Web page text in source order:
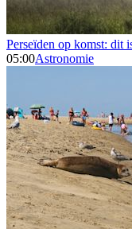
Perseïden op komst: dit
05:00Astronomie